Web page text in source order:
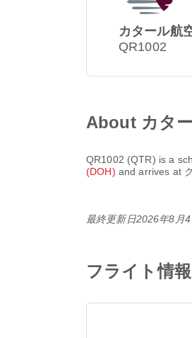
カタール航
QR1002
About カタ
QR1002 (QTR) is a
(DOH) and arrives at
最終更新日2026年8月
フライト情